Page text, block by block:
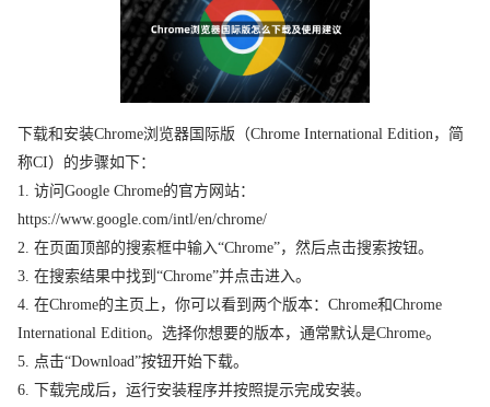
下载和安装Chrome浏览器国际版（Chrome International Edition，简
称CI）的步骤如下：
1. 访问Google Chrome的官方网站：
https://www.google.com/intl/en/chrome/
2. 在页面顶部的搜索框中输入“Chrome”，然后点击搜索按钮。
3. 在搜索结果中找到“Chrome”并点击进入。
4. 在Chrome的主页上，你可以看到两个版本：Chrome和Chrome
International Edition。选择你想要的版本，通常默认是Chrome。
5. 点击“Download”按钮开始下载。
6. 下载完成后，运行安装程序并按照提示完成安装。